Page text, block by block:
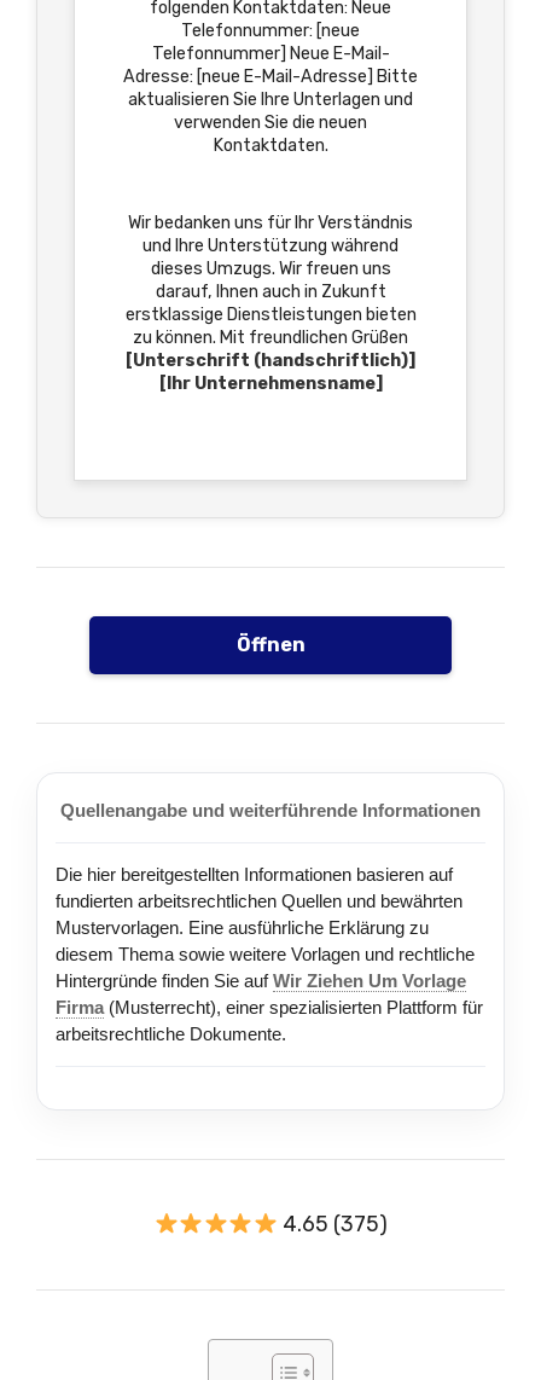
folgenden Kontaktdaten: Neue
Telefonnummer: [neue
Telefonnummer] Neue E-Mail-
Adresse: [neue E-Mail-Adresse] Bitte
aktualisieren Sie Ihre Unterlagen und
verwenden Sie die neuen
Kontaktdaten.
Wir bedanken uns für Ihr Verständnis
und Ihre Unterstützung während
dieses Umzugs. Wir freuen uns
darauf, Ihnen auch in Zukunft
erstklassige Dienstleistungen bieten
zu können. Mit freundlichen Grüßen
[Unterschrift (handschriftlich)]
[Ihr Unternehmensname]
Öffnen
Quellenangabe und weiterführende Informationen
Die hier bereitgestellten Informationen basieren auf
fundierten arbeitsrechtlichen Quellen und bewährten
Mustervorlagen. Eine ausführliche Erklärung zu
diesem Thema sowie weitere Vorlagen und rechtliche
Hintergründe finden Sie aufWir Ziehen Um Vorlage
Firma (Musterrecht), einer spezialisierten Plattform für
arbeitsrechtliche Dokumente.
4.65 (375)